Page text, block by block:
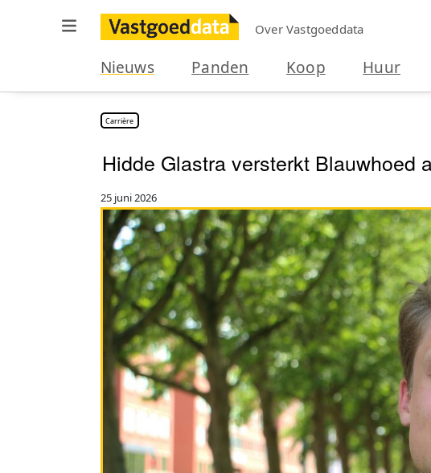
Over Vastgoeddata
Nieuws Panden Koop Huur
Carrière
Hidde Glastra versterkt Blauwhoed
25 juni 2026